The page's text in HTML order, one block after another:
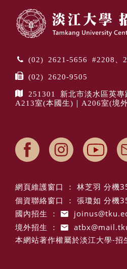
(02) 2621-5656 #2208、
(02) 2620-9505
251301 新北市淡水區英專
A213室(本國生)｜A206室(境
網頁維護窗口 ： 林芝羽 分機
個資聯絡窗口 ： 張瓊如 分機
國內招生 ：
境外招生 ：
本網站著作權屬於淡江大學-招